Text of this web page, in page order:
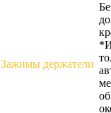
Зажимы держатели